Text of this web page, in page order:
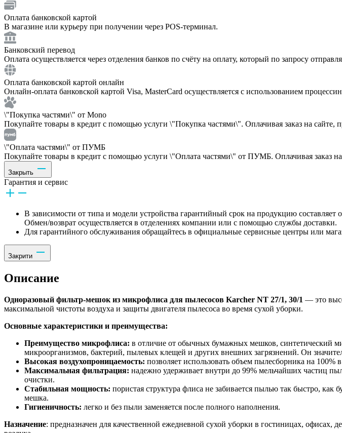
Оплата банковской картой
В магазине или курьеру при получении через POS-терминал.
Банковский перевод
Оплата осуществляется через отделения банков по счёту на оплату, который по запросу
Оплата банковской картой онлайн
Онлайн-оплата банковской картой Visa, MasterCard осуществляется с использованием
\"Покупка частями\" от Mono
Покупайте товары в кредит с помощью услуги \"Покупка частями\". Оплачивая заказ на сайте,
\"Оплата частями\" от ПУМБ
Покупайте товары в кредит с помощью услуги \"Оплата частями\" от ПУМБ. Оплачивая заказ
Закрыть
Гарантия и сервис
В зависимости от типа и модели устройства гарантийный срок на продукцию
Обмен/возврат осуществляется в отделениях компании или с помощью службы доставки.
Для гарантийного обслуживания обращайтесь в официальные сервисные центры или
Закрити
Описание
Одноразовый фильтр-мешок из микрофлиса для пылесосов Karcher NT 27/1, 30/1 — это
максимальной чистоты воздуха и защиты двигателя пылесоса во время сухой уборки.
Основные характеристики и преимущества:
Преимущество микрофлиса: в отличие от обычных бумажных мешков, синтетический
микроорганизмов, бактерий, пылевых клещей и других внешних загрязнений. Он
Высокая воздухопроницаемость: позволяет использовать объем пылесборника на 100%
Максимальная фильтрация: надежно удерживает внутри до 99% мельчайших частиц
очистки.
Стабильная мощность: пористая структура флиса не забивается пылью так быстро,
мешка.
Гигиеничность: легко и без пыли заменяется после полного наполнения.
Назначение: предназначен для качественной ежедневной сухой уборки в гостиницах,